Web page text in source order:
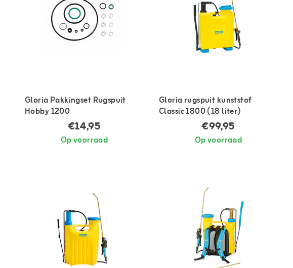
Gloria Pakkingset Rugspuit
Hobby 1200
€14,95
Op voorraad
Gloria rugspuit kunststof
Classic 1800 (18 liter)
€99,95
Op voorraad